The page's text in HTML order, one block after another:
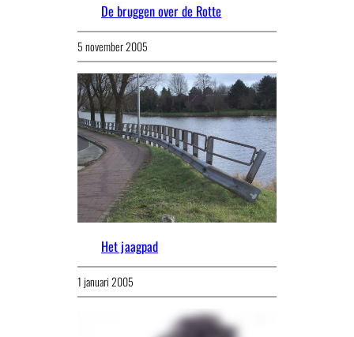
De bruggen over de Rotte
5 november 2005
Het jaagpad
1 januari 2005